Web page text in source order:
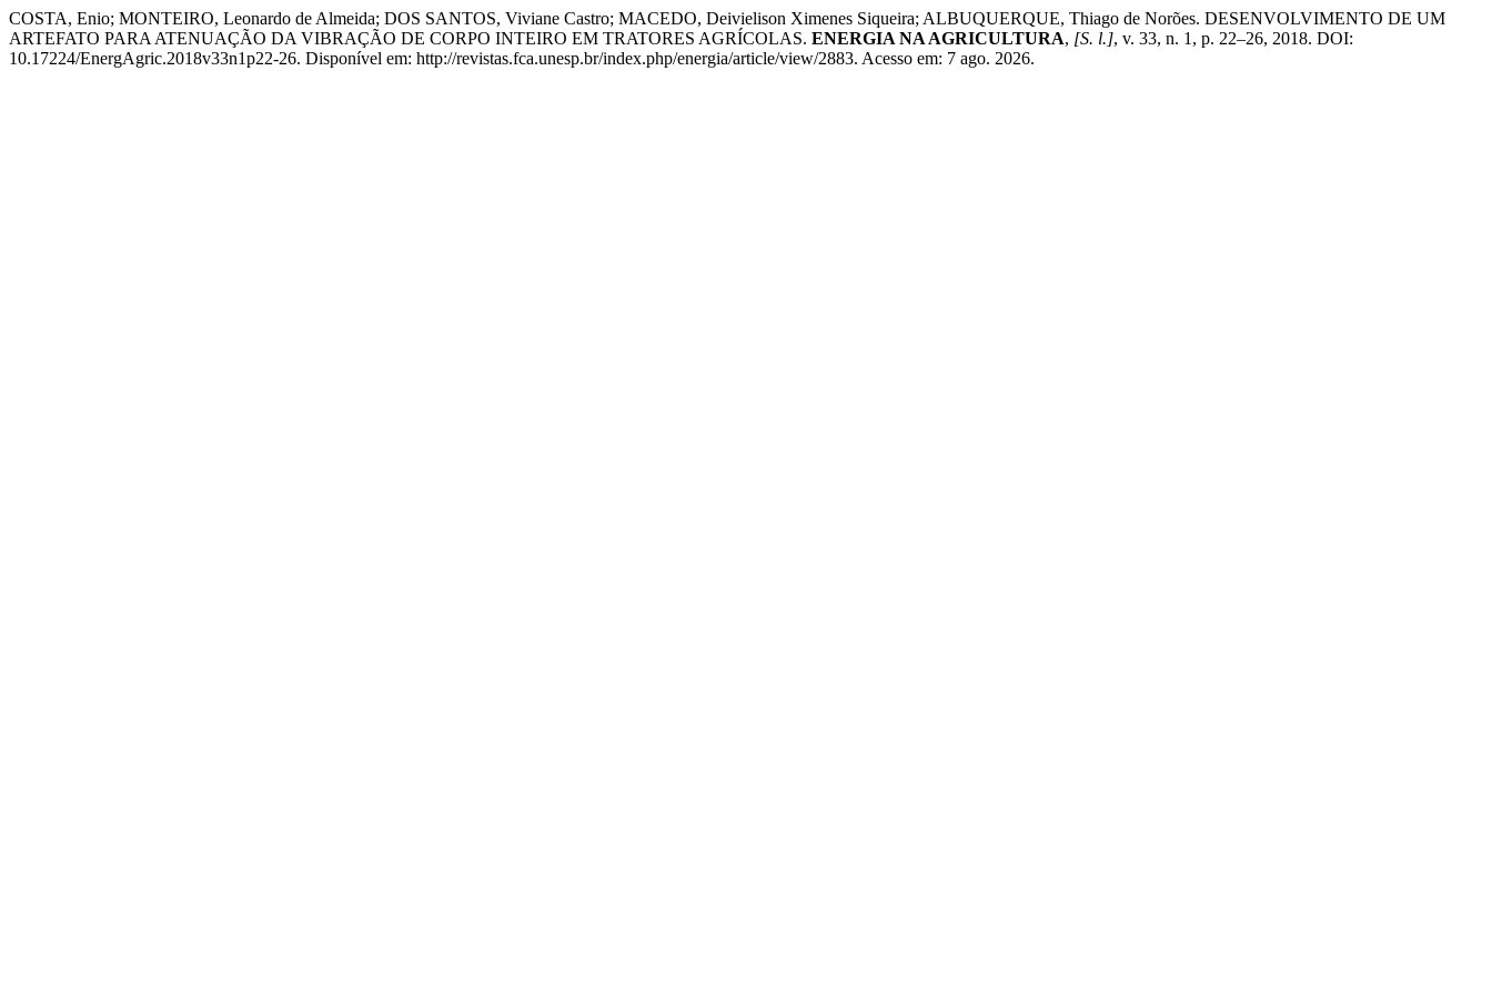
COSTA, Enio; MONTEIRO, Leonardo de Almeida; DOS SANTOS, Viviane Castro; MACEDO, Deivielison Ximenes Siqueira; ALBUQUERQUE, Thiago de Norões. DESENVOLVIMENTO DE UM
ARTEFATO PARA ATENUAÇÃO DA VIBRAÇÃO DE CORPO INTEIRO EM TRATORES AGRÍCOLAS. ENERGIA NA AGRICULTURA, [S. l.], v. 33, n. 1, p. 22–26, 2018. DOI:
10.17224/EnergAgric.2018v33n1p22-26. Disponível em: http://revistas.fca.unesp.br/index.php/energia/article/view/2883. Acesso em: 7 ago. 2026.